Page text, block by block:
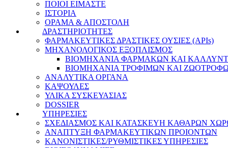
ΠΟΙΟΙ ΕΙΜΑΣΤΕ
ΙΣΤΟΡΙΑ
ΟΡΑΜΑ & ΑΠΟΣΤΟΛΗ
ΔΡΑΣΤΗΡΙΟΤΗΤΕΣ
ΦΑΡΜΑΚΕΥΤΙΚΕΣ ΔΡΑΣΤΙΚΕΣ ΟΥΣΙΕΣ (APIs)
ΜΗΧΑΝΟΛΟΓΙΚΟΣ ΕΞΟΠΛΙΣΜΟΣ
ΒΙΟΜΗΧΑΝΙΑ ΦΑΡΜΑΚΩΝ ΚΑΙ
ΒΙΟΜΗΧΑΝΙΑ ΤΡΟΦΙΜΩΝ ΚΑΙ
ΑΝΑΛΥΤΙΚΑ ΟΡΓΑΝΑ
ΚΑΨΟΥΛΕΣ
ΥΛΙΚΑ ΣΥΣΚΕΥΑΣΙΑΣ
DOSSIER
ΥΠΗΡΕΣΙΕΣ
ΣΧΕΔΙΑΣΜΟΣ ΚΑΙ ΚΑΤΑΣΚΕΥΗ ΚΑΘΑΡΩΝ
ΑΝΑΠΤΥΞΗ ΦΑΡΜΑΚΕΥΤΙΚΩΝ ΠΡΟΙΟΝΤΩΝ
ΚΑΝΟΝΙΣΤΙΚΕΣ/ΡΥΘΜΙΣΤΙΚΕΣ ΥΠΗΡΕΣΙΕΣ